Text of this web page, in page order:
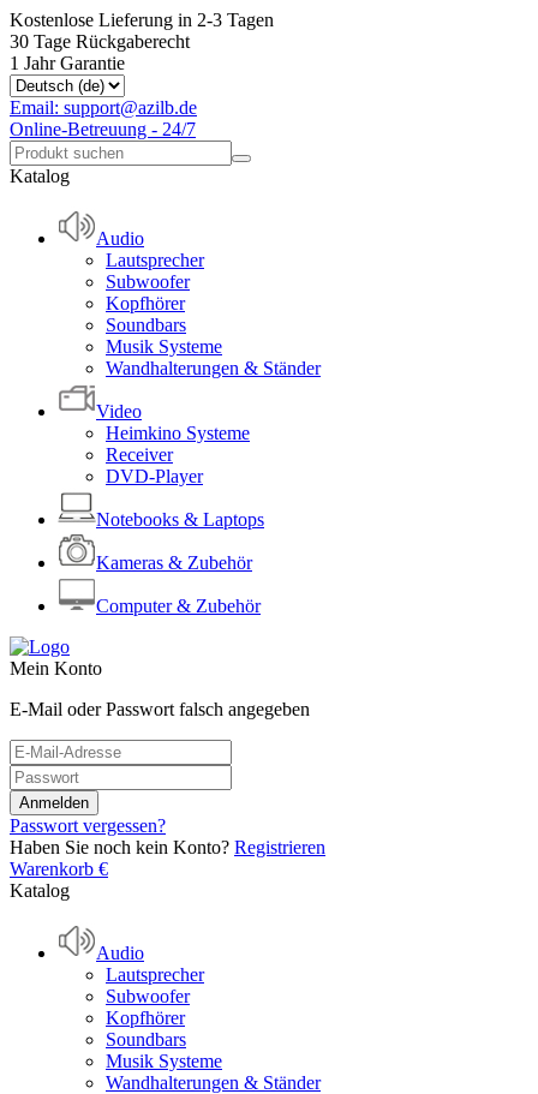
Kostenlose Lieferung in 2-3 Tagen
30 Tage Rückgaberecht
1 Jahr Garantie
Email: support@azilb.de
Online-Betreuung - 24/7
Katalog
Audio
Lautsprecher
Subwoofer
Kopfhörer
Soundbars
Musik Systeme
Wandhalterungen & Ständer
Video
Heimkino Systeme
Receiver
DVD-Player
Notebooks & Laptops
Kameras & Zubehör
Computer & Zubehör
Mein Konto
E-Mail oder Passwort falsch angegeben
Passwort vergessen?
Haben Sie noch kein Konto? Registrieren
Warenkorb €
Katalog
Audio
Lautsprecher
Subwoofer
Kopfhörer
Soundbars
Musik Systeme
Wandhalterungen & Ständer